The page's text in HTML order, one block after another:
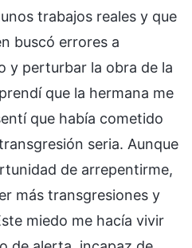
trabajos reales y que
buscó errores a
y perturbar la obra de la
que la hermana me
que había cometido
seria. Aunque
de arrepentirme,
más transgresiones y
miedo me hacía vivir